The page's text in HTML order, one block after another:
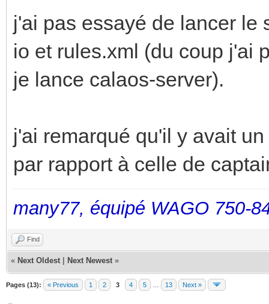
j'ai pas essayé de lancer le
io et rules.xml (du coup j'ai
je lance calaos-server).
j'ai remarqué qu'il y avait
par rapport à celle de
many77, équipé WAGO 750-
Find
« Next Oldest Next Newest »
Pages (13): « Previous 1 2 3 4 5 13 Next »